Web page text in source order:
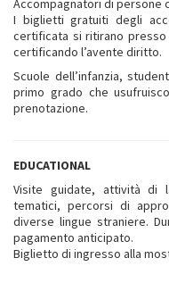
Accompagnatori di persone
I biglietti gratuiti degli
certificata si ritirano
certificando l’avente diritto.
Scuole dell’infanzia,
primo grado che
prenotazione.
EDUCATIONAL
Visite guidate, attività di
tematici, percorsi di
diverse lingue straniere.
pagamento anticipato.
Biglietto di ingresso alla